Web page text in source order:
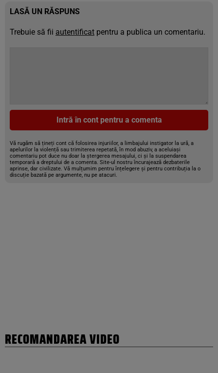
LASĂ UN RĂSPUNS
Trebuie să fii autentificat pentru a publica un comentariu.
Intră în cont pentru a comenta
Vă rugăm să țineți cont că folosirea injuriilor, a limbajului instigator la ură, a
apelurilor la violență sau trimiterea repetată, în mod abuziv, a aceluiași
comentariu pot duce nu doar la ștergerea mesajului, ci și la suspendarea
temporară a dreptului de a comenta. Site-ul nostru încurajează dezbaterile
aprinse, dar civilizate. Vă mulțumim pentru înțelegere și pentru contribuția la o
discuție bazată pe argumente, nu pe atacuri.
RECOMANDAREA VIDEO